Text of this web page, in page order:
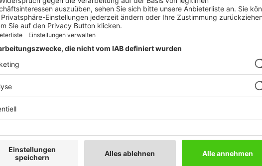
4. Februar 2025
Neue Branchentrends ausfindig machen und mit Händlern ins
direkte Gespräch kommen, nirgends geht es leichter als auf
einer Messe. Hier sind die wichtigsten Messetermine für die
Branche. Messen 2025 Februar 6. – 9. Februar Reisen
Neues Waldsterben in Deutschland
Die Wälder in Deutschland geben mehr Kohlenstoff ab, als sie
Bundeswaldinventur, die das
Bundeslandwirtschaftsministerium und das Thünen-Institut
Ende letzten Jahres in Berlin veröffentlicht haben. Diese